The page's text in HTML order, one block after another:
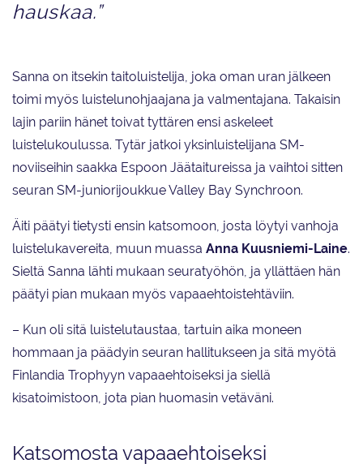
hauskaa.”
Sanna on itsekin taitoluistelija, joka oman uran jälkeen
toimi myös luistelunohjaajana ja valmentajana. Takaisin
lajin pariin hänet toivat tyttären ensi askeleet
luistelukoulussa. Tytär jatkoi yksinluistelijana SM-
noviiseihin saakka Espoon Jäätaitureissa ja vaihtoi sitten
seuran SM-juniorijoukkue Valley Bay Synchroon.
Äiti päätyi tietysti ensin katsomoon, josta löytyi vanhoja
luistelukavereita, muun muassa Anna Kuusniemi-Laine.
Sieltä Sanna lähti mukaan seuratyöhön, ja yllättäen hän
päätyi pian mukaan myös vapaaehtoistehtäviin.
– Kun oli sitä luistelutaustaa, tartuin aika moneen
hommaan ja päädyin seuran hallitukseen ja sitä myötä
Finlandia Trophyyn vapaaehtoiseksi ja siellä
kisatoimistoon, jota pian huomasin vetäväni.
Katsomosta vapaaehtoiseksi